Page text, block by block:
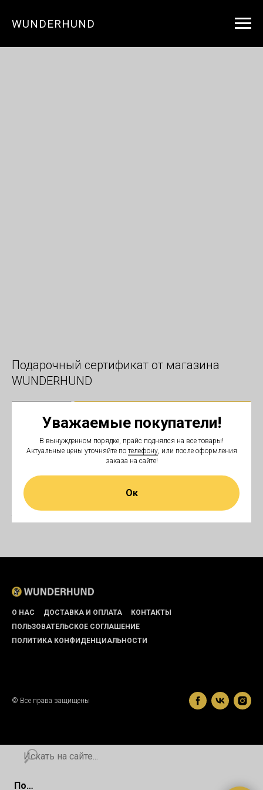
WUNDERHUND
Уважаемые покупатели!
В вынужденном порядке, прайс поднялся на все товары!
Актуальные цены уточняйте по телефону, или после оформления
заказа на сайте!
Ок
Подарочный сертификат от магазина
WUNDERHUND
Подарочный сертификат от магазина WUNDERHUND идеальный выбор
на любой праздник, по поводу и без. Радуйте родных, удивляйте друзей,
поздравляйте коллег!
Заказать подарочный сертификат на любую сумму Вы можете , написав
нам в личные сообщения группы вк, whatsapp, или звоните по номеру
О НАС ДОСТАВКА И ОПЛАТА
КОНТАКТЫ
ПОЛЬЗОВАТЕЛЬСКОЕ СОГЛАШЕНИЕ
ПОЛИТИКА КОНФИДЕНЦИАЛЬНОСТИ
© Все права защищены
Поиск